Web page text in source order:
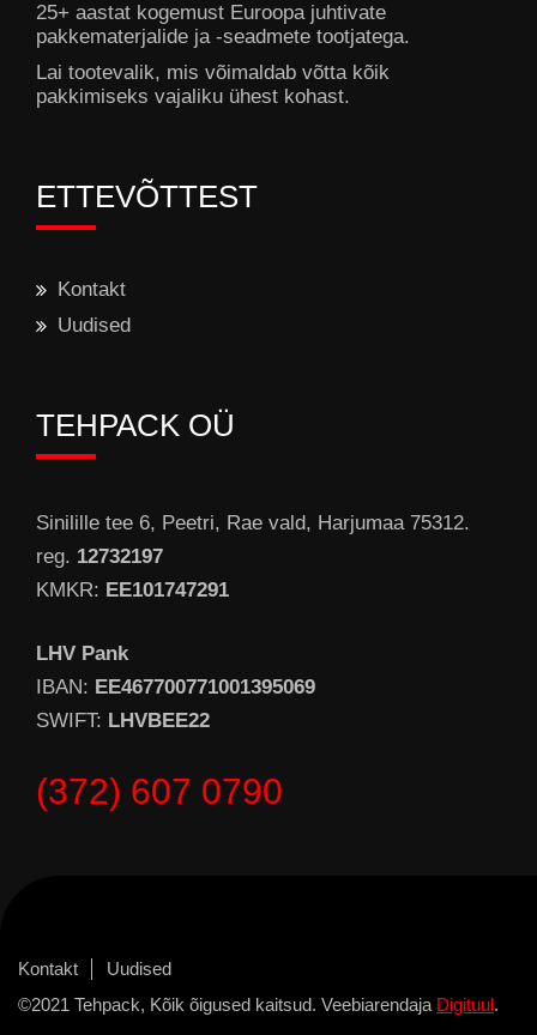
25+ aastat kogemust Euroopa juhtivate
pakkematerjalide ja -seadmete tootjatega.
Lai tootevalik, mis võimaldab võtta kõik
pakkimiseks vajaliku ühest kohast.
ETTEVÕTTEST
Kontakt
Uudised
TEHPACK OÜ
Sinilille tee 6, Peetri, Rae vald, Harjumaa 75312.
reg. 12732197
KMKR: EE101747291
LHV Pank
IBAN: EE467700771001395069
SWIFT: LHVBEE22
(372) 607 0790
Kontakt
Uudised
©2021 Tehpack, Kõik õigused kaitsud. Veebiarendaja Digituul.